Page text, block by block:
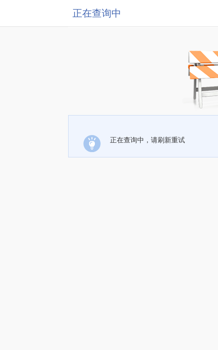
正在查询中
正在查询中，请刷新重试